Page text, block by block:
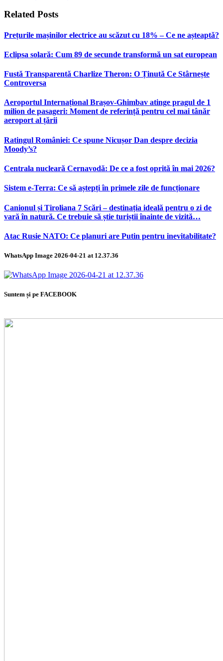
Related Posts
Prețurile mașinilor electrice au scăzut cu 18% – Ce ne așteaptă?
Eclipsa solară: Cum 89 de secunde transformă un sat european
Fustă Transparentă Charlize Theron: O Ținută Ce Stârnește
Controversa
Aeroportul Internațional Brașov‑Ghimbav atinge pragul de 1
milion de pasageri: Moment de referință pentru cel mai tânăr
aeroport al țării
Ratingul României: Ce spune Nicușor Dan despre decizia
Moody’s?
Centrala nucleară Cernavodă: De ce a fost oprită în mai 2026?
Sistem e-Terra: Ce să aștepți în primele zile de funcționare
Canionul și Tiroliana 7 Scări – destinația ideală pentru o zi de
vară în natură. Ce trebuie să știe turiștii înainte de vizită…
Atac Rusie NATO: Ce planuri are Putin pentru inevitabilitate?
WhatsApp Image 2026-04-21 at 12.37.36
Suntem și pe FACEBOOK